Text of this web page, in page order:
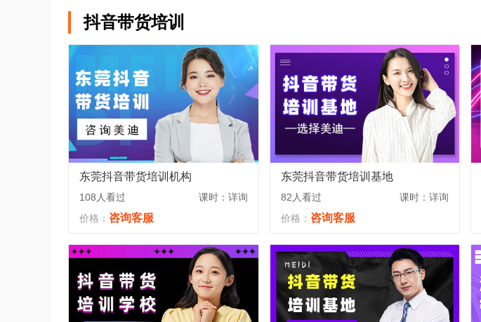
抖音带货培训
东莞抖音带货培训机构
108人看过
课时：详询
价格： 咨询客服
东莞抖音带货培训基地
82人看过
课时：详询
价格： 咨询客服